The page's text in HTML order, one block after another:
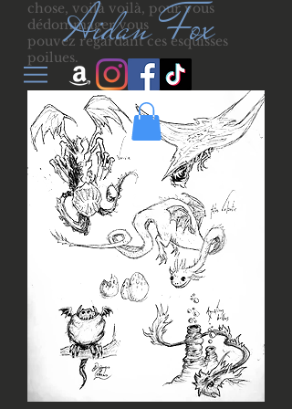
Aidan Fox
chose, voilà voilà, pour vous
dédommager vous
pouvez regardant ces esquisses
poilues.